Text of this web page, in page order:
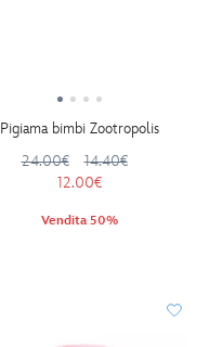
Pigiama bimbi Zootropolis
24.00€
14.40€
12.00€
Vendita 50%